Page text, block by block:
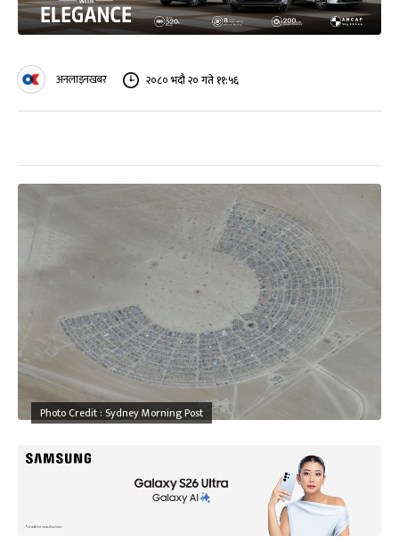
अनलाइनखबर २०८० भदौ २० गते ११:५६
Photo Credit : Sydney Morning Post